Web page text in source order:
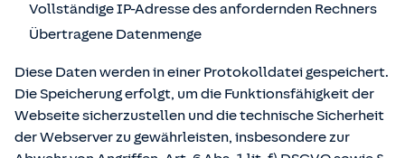
Vollständige IP-Adresse des anfordernden Rechners
Übertragene Datenmenge
Diese Daten werden in einer Protokolldatei gespeichert.
Die Speicherung erfolgt, um die Funktionsfähigkeit der
Webseite sicherzustellen und die technische Sicherheit
der Webserver zu gewährleisten, insbesondere zur